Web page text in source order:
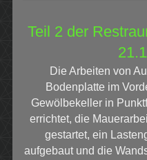
Teil 2 der
Die Arbeiten von
Bodenplatte im
Gewölbekeller in
errichtet, die
gestartet, ein
aufgebaut und die